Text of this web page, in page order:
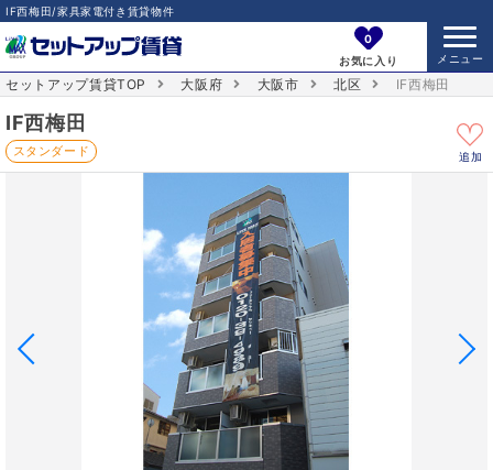
IF西梅田/家具家電付き賃貸物件
0
お気に入り
セットアップ賃貸TOP 大阪府 大阪市 北区 IF西梅田
IF西梅田
スタンダード 追加